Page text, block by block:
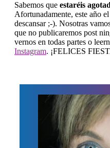
Sabemos que estaréis
Afortunadamente, este año
descansar ;-). Nosotras
que no publicaremos post
vernos en todas partes o
Instagram. ¡FELICES